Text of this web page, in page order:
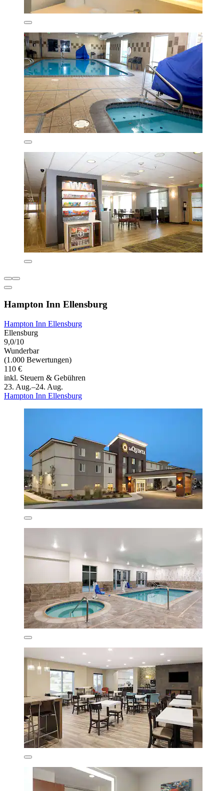
Hampton Inn Ellensburg
Hampton Inn Ellensburg
Ellensburg
9,0/10
Wunderbar
(1.000 Bewertungen)
110 €
inkl. Steuern & Gebühren
23. Aug.–24. Aug.
Hampton Inn Ellensburg